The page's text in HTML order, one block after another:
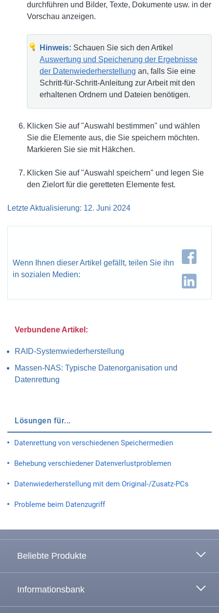
durchführen und Bilder, Texte, Dokumente usw. in der
Vorschau anzeigen.
Hinweis: Schauen Sie sich den Artikel
Auswertung und Speicherung der Ergebnisse
der Datenwiederherstellung an, falls Sie eine
Schritt-für-Schritt-Anleitung zur Arbeit mit den
erhaltenen Ordnern und Dateien benötigen.
Klicken Sie auf "Auswahl bestimmen" und wählen
Sie die Elemente aus, die Sie speichern möchten.
Markieren Sie sie mit Häkchen.
Klicken Sie auf "Auswahl speichern" und legen Sie
den Zielort für die geretteten Elemente fest.
Letzte Aktualisierung: 12. Juni 2024
Wenn Ihnen dieser Artikel gefällt, teilen Sie ihn
in sozialen Medien:
Verbundene Artikel:
RAID-Systemwiederherstellung
Massen-NAS: Typische Datenorganisation und
Datenrettung
Lösungen für...
Datenrettung von verschiedenen Speichermedien
Behebung verschiedener Datenverlustproblemen
Datenwiederherstellung mit dem Original-/Zusatz-PCs
Probleme beim Datenzugriff
Beliebte Produkte
Informationsbank